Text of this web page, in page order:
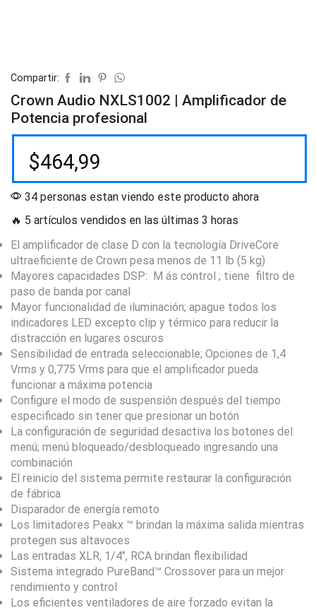
Compartir:
Crown Audio NXLS1002 | Amplificador de
Potencia profesional
$464,99
34 personas estan viendo este producto ahora
🔥 5 artículos vendidos en las últimas 3 horas
El amplificador de clase D con la tecnología DriveCore
ultraeficiente de Crown pesa menos de 11 lb (5 kg)
Mayores capacidades DSP: M ás control ; tiene filtro de
paso de banda por canal
Mayor funcionalidad de iluminación; apague todos los
indicadores LED excepto clip y térmico para reducir la
distracción en lugares oscuros
Sensibilidad de entrada seleccionable; Opciones de 1,4
Vrms y 0,775 Vrms para que el amplificador pueda
funcionar a máxima potencia
Configure el modo de suspensión después del tiempo
especificado sin tener que presionar un botón
La configuración de seguridad desactiva los botones del
menú; menú bloqueado/desbloqueado ingresando una
combinación
El reinicio del sistema permite restaurar la configuración
de fábrica
Disparador de energía remoto
Los limitadores Peakx ™ brindan la máxima salida mientras
protegen sus altavoces
Las entradas XLR, 1/4″, RCA brindan flexibilidad
Sistema integrado PureBand™ Crossover para un mejor
rendimiento y control
Los eficientes ventiladores de aire forzado evitan la